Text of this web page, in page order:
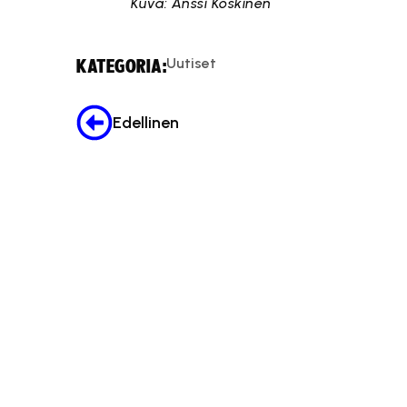
KATEGORIA:Uutiset
Edellinen